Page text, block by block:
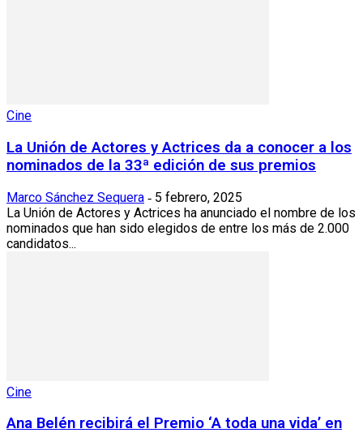
Cine
La Unión de Actores y Actrices da a conocer a los
nominados de la 33ª edición de sus premios
Marco Sánchez Sequera - 5 febrero, 2025
La Unión de Actores y Actrices ha anunciado el nombre de los
nominados que han sido elegidos de entre los más de 2.000
candidatos...
Cine
Ana Belén recibirá el Premio ‘A toda una vida’ en